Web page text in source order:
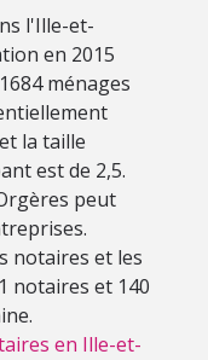
l'Ille-et-
en 2015
ménages
la taille
est de 2,5.
peut
notaires et les
notaires et 140
en Ille-et-